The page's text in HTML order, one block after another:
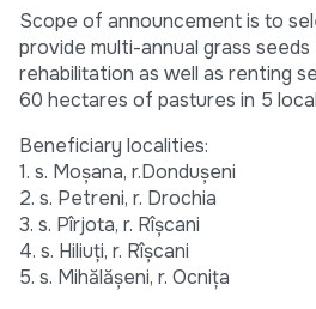
Scope of announcement is to
provide multi-annual grass
rehabilitation as well as renting
60 hectares of pastures in 5
Beneficiary localities:
1. s. Moșana, r.Dondușeni
2. s. Petreni, r. Drochia
3. s. Pîrjota, r. Rîșcani
4. s. Hiliuți, r. Rîșcani
5. s. Mihălășeni, r. Ocnița